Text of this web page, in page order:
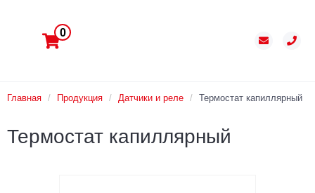
0
Главная / Продукция / Датчики и реле / Термостат капиллярный
Термостат капиллярный